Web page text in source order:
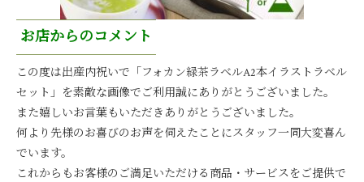
お店からのコメント
この度は出産内祝いで「フォカン緑茶ラベルA2本イラストラベル
セット」を素敵な画像でご利用誠にありがとうございました。
また嬉しいお言葉もいただきありがとうございました。
何より先様のお喜びのお声を伺えたことにスタッフ一同大変喜ん
でいます。
これからもお客様のご満足いただける商品・サービスをご提供で